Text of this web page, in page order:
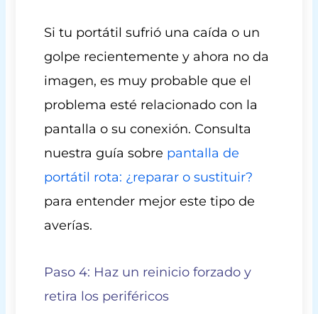
Si tu portátil sufrió una caída o un
golpe recientemente y ahora no da
imagen, es muy probable que el
problema esté relacionado con la
pantalla o su conexión. Consulta
nuestra guía sobre pantalla de
portátil rota: ¿reparar o sustituir?
para entender mejor este tipo de
averías.
Paso 4: Haz un reinicio forzado y
retira los periféricos